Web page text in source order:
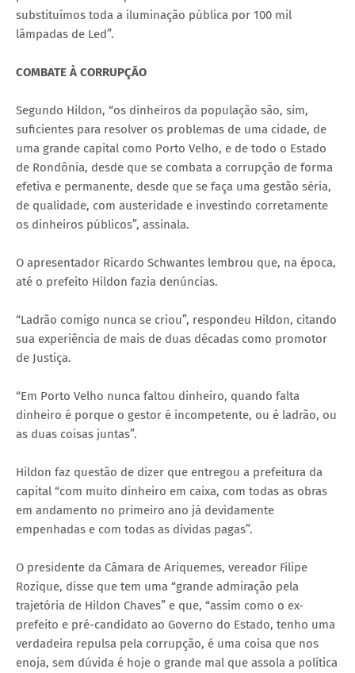
substituímos toda a iluminação pública por 100 mil
lâmpadas de Led”.
COMBATE À CORRUPÇÃO
Segundo Hildon, “os dinheiros da população são, sim,
suficientes para resolver os problemas de uma cidade, de
uma grande capital como Porto Velho, e de todo o Estado
de Rondônia, desde que se combata a corrupção de forma
efetiva e permanente, desde que se faça uma gestão séria,
de qualidade, com austeridade e investindo corretamente
os dinheiros públicos”, assinala.
O apresentador Ricardo Schwantes lembrou que, na época,
até o prefeito Hildon fazia denúncias.
“Ladrão comigo nunca se criou”, respondeu Hildon, citando
sua experiência de mais de duas décadas como promotor
de Justiça.
“Em Porto Velho nunca faltou dinheiro, quando falta
dinheiro é porque o gestor é incompetente, ou é ladrão, ou
as duas coisas juntas”.
Hildon faz questão de dizer que entregou a prefeitura da
capital “com muito dinheiro em caixa, com todas as obras
em andamento no primeiro ano já devidamente
empenhadas e com todas as dívidas pagas”.
O presidente da Câmara de Ariquemes, vereador Filipe
Rozique, disse que tem uma “grande admiração pela
trajetória de Hildon Chaves” e que, “assim como o ex-
prefeito e pré-candidato ao Governo do Estado, tenho uma
verdadeira repulsa pela corrupção, é uma coisa que nos
enoja, sem dúvida é hoje o grande mal que assola a política